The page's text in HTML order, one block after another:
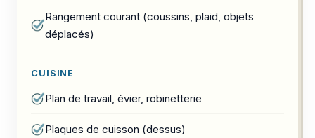
Rangement courant (coussins, plaid, objets
déplacés)
CUISINE
Plan de travail, évier, robinetterie
Plaques de cuisson (dessus)